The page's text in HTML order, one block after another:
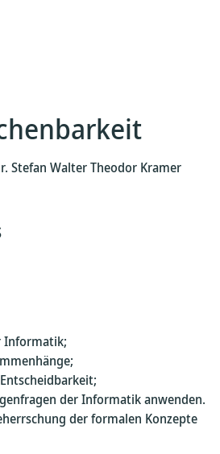
Stefan Walter Theodor Kramer
Informatik;
der Informatik anwenden.
der formalen Konzepte